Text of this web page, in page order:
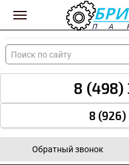
Вход для поставщиков
8 (498)
8
Обратный звонок